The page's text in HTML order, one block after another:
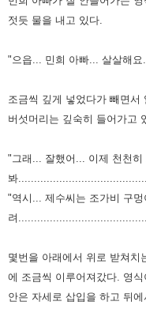
젓듯 물을 내고 있다.
"으읍... 민희 아빠... 살살해
조금씩 깊게 넣었다가 빼면서
버섯머리는 깊숙히 들어가고
"그래... 잘했어... 이제 천천
봐
"역시... 제수씨는 조가비 구
려
몇번을 아래에서 위로 받쳐치
에 조금씩 이루어져갔다. 영
안은 자세로 삽입을 하고 뒤에